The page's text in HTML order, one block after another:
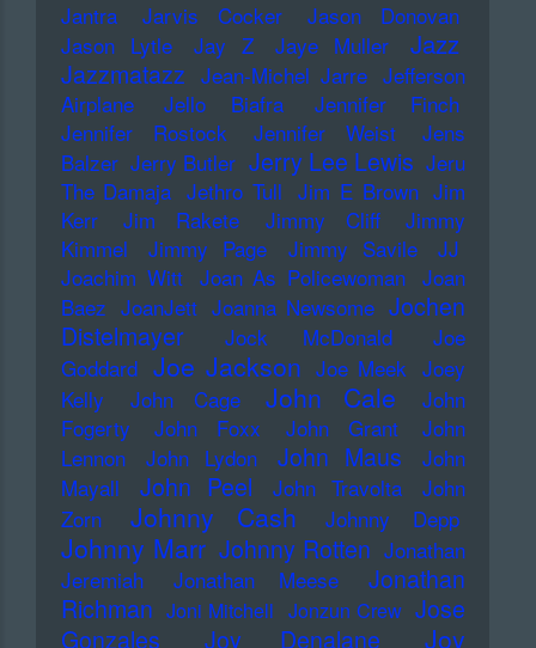
Jantra
Jarvis Cocker
Jason Donovan
Jason Lytle
Jay Z Jaye Muller Jazz
Jazzmatazz Jean-Michel Jarre Jefferson
Airplane
Jello Biafra
Jennifer Finch
Jennifer Rostock
Jennifer Weist
Jens
Balzer Jerry Butler Jerry Lee Lewis Jeru
The Damaja Jethro Tull Jim E Brown Jim
Kerr
Jim Rakete Jimmy Cliff
Jimmy
Kimmel
Jimmy Page Jimmy Savile
JJ
Joachim Witt Joan As Policewoman Joan
Baez JoanJett Joanna Newsome Jochen
Distelmayer
Jock McDonald
Joe
Goddard Joe Jackson Joe Meek Joey
Kelly
John Cage John Cale
John
Fogerty
John Foxx John Grant
John
Lennon
John Lydon John Maus
John
Mayall
John Peel John Travolta
John
Zorn
Johnny Cash Johnny Depp
Johnny Marr Johnny Rotten Jonathan
Jeremiah
Jonathan Meese
Jonathan
Richman Joni Mitchell Jonzun Crew Jose
Gonzales
Joy Denalane
Joy